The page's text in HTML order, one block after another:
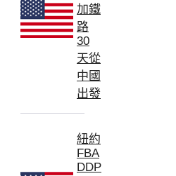
加鐵
路
30
天從
中國
出發
紐約
FBA
DDP